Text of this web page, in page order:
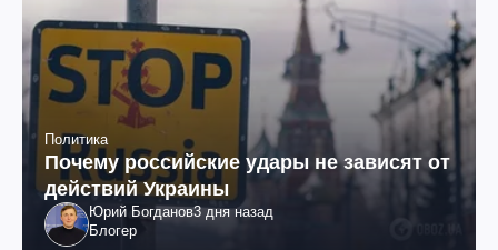
Политика
Почему российские удары не зависят от
действий Украины
Юрий Богданов3 дня назад
Блогер